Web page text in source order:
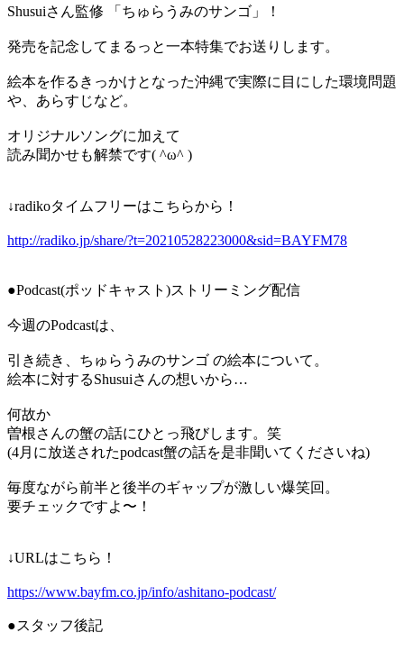
Shusuiさん監修 「ちゅらうみのサンゴ」！
発売を記念してまるっと一本特集でお送りします。
絵本を作るきっかけとなった沖縄で実際に目にした環境問題
や、あらすじなど。
オリジナルソングに加えて
読み聞かせも解禁です( ^ω^ )
↓radikoタイムフリーはこちらから！
http://radiko.jp/share/?t=20210528223000&sid=BAYFM78
●Podcast(ポッドキャスト)ストリーミング配信
今週のPodcastは、
引き続き、ちゅらうみのサンゴ の絵本について。
絵本に対するShusuiさんの想いから…
何故か
曽根さんの蟹の話にひとっ飛びします。笑
(4月に放送されたpodcast蟹の話を是非聞いてくださいね)
毎度ながら前半と後半のギャップが激しい爆笑回。
要チェックですよ〜！
↓URLはこちら！
https://www.bayfm.co.jp/info/ashitano-podcast/
●スタッフ後記